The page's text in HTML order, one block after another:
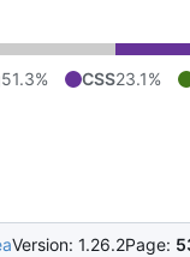
51.3% CSS23.1%
Version: 1.26.2Page: